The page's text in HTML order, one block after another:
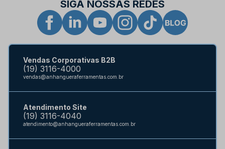
SIGA NOSSAS REDES
Vendas Corporativas B2B
(19) 3116-4000
vendas@anhangueraferramentas.com.br
Atendimento Site
(19) 3116-4040
atendimento@anhangueraferramentas.com.br